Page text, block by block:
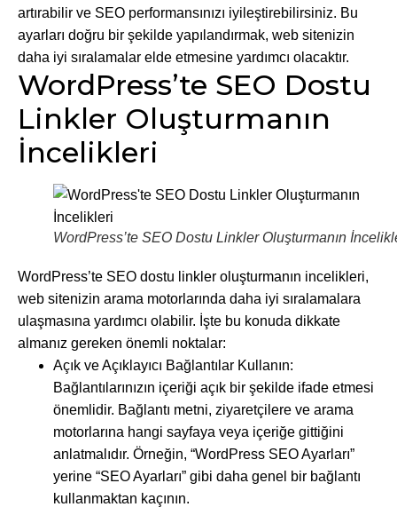
artırabilir ve SEO performansınızı iyileştirebilirsiniz. Bu
ayarları doğru bir şekilde yapılandırmak, web sitenizin
daha iyi sıralamalar elde etmesine yardımcı olacaktır.
WordPress’te SEO Dostu
Linkler Oluşturmanın
İncelikleri
WordPress’te SEO Dostu Linkler Oluşturmanın
WordPress’te SEO dostu linkler oluşturmanın incelikleri,
web sitenizin arama motorlarında daha iyi sıralamalara
ulaşmasına yardımcı olabilir. İşte bu konuda dikkate
almanız gereken önemli noktalar:
Açık ve Açıklayıcı Bağlantılar Kullanın:
Bağlantılarınızın içeriği açık bir şekilde ifade etmesi
önemlidir. Bağlantı metni, ziyaretçilere ve arama
motorlarına hangi sayfaya veya içeriğe gittiğini
anlatmalıdır. Örneğin, “WordPress SEO Ayarları”
yerine “SEO Ayarları” gibi daha genel bir bağlantı
kullanmaktan kaçının.